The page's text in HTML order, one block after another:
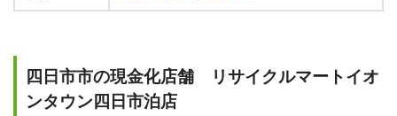
四日市市の現金化店舗 リサイクルマートイオ
ンタウン四日市泊店